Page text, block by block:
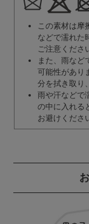
この素材は摩
などで濡れた
ご注意くださ
また、雨など
可能性があり
分を拭き取り
雨や汗などで
の中に入れる
お避けくださ